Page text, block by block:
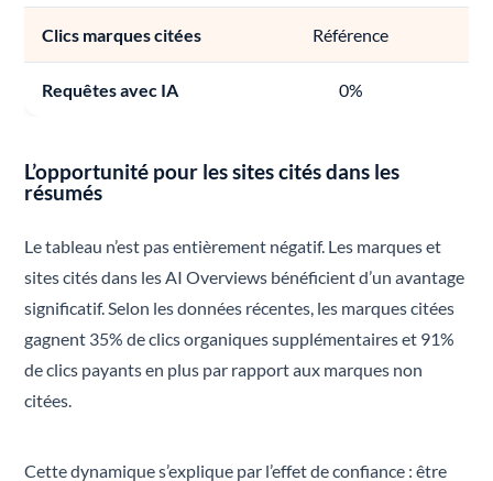
Clics marques citées Référence
Requêtes avec IA 0%
L’opportunité pour les sites cités dans les
résumés
Le tableau n’est pas entièrement négatif. Les marques et
sites cités dans les AI Overviews bénéficient d’un avantage
significatif. Selon les données récentes, les marques citées
gagnent 35% de clics organiques supplémentaires et 91%
de clics payants en plus par rapport aux marques non
citées.
Cette dynamique s’explique par l’effet de confiance : être